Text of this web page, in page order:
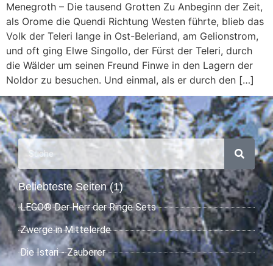
Menegroth – Die tausend Grotten Zu Anbeginn der Zeit,
als Orome die Quendi Richtung Westen führte, blieb das
Volk der Teleri lange in Ost-Beleriand, am Gelionstrom,
und oft ging Elwe Singollo, der Fürst der Teleri, durch
die Wälder um seinen Freund Finwe in den Lagern der
Noldor zu besuchen. Und einmal, als er durch den […]
Beliebteste Seiten (1)
LEGO® Der Herr der Ringe Sets
Zwerge in Mittelerde
Die Istari - Zauberer